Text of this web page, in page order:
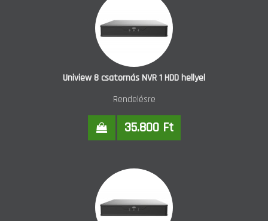
Uniview 8 csatornás NVR 1 HDD hellyel
Rendelésre
35.800 Ft